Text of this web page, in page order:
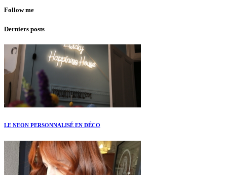
Follow me
Derniers posts
LE NEON PERSONNALISÉ EN DÉCO